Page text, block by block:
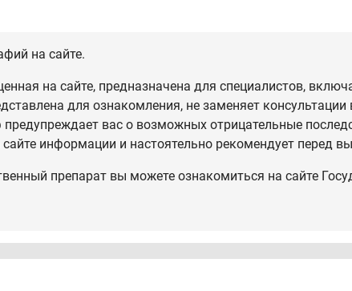
на сайте.
на сайте, предназначена для специалистов,
для ознакомления, не заменяет
вас о возможных отрицательные
информации и настоятельно рекомендует перед
препарат вы можете ознакомиться на сайте